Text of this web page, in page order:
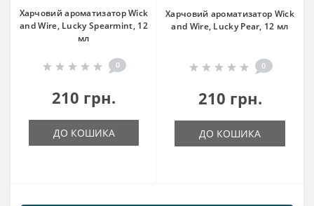
Харчовий ароматизатор Wick
and Wire, Lucky Spearmint, 12
мл
0
210 грн.
ДО КОШИКА
Харчовий ароматизатор Wick
and Wire, Lucky Pear, 12 мл
0
210 грн.
ДО КОШИКА